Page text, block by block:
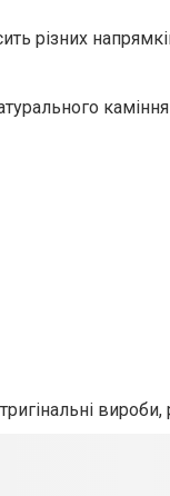
різних
вироби,